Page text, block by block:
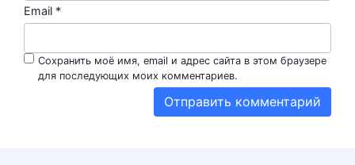
Email *
Сохранить моё имя, email и адрес сайта в этом браузере
для последующих моих комментариев.